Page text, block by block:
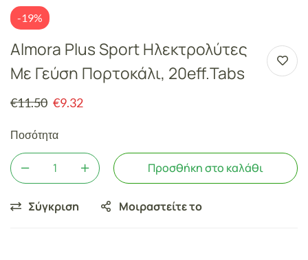
-19%
Almora Plus Sport Ηλεκτρολύτες
Με Γεύση Πορτοκάλι, 20eff.tabs
€11.50 €9.32
Ποσότητα
Προσθήκη στο καλάθι
Σύγκριση Μοιραστείτε το